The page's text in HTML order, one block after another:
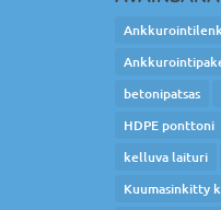
betonipatsas
HDPE ponttoni
kelluva laituri
Kuumasinkitty